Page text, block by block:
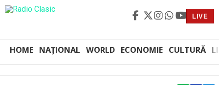
LIVE
HOME NAȚIONAL WORLD ECONOMIE CULTURĂ